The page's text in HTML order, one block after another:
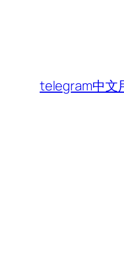
telegram中文